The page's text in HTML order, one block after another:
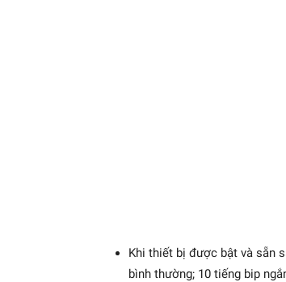
Khi thiết bị được bật và sẵn
bình thường; 10 tiếng bip